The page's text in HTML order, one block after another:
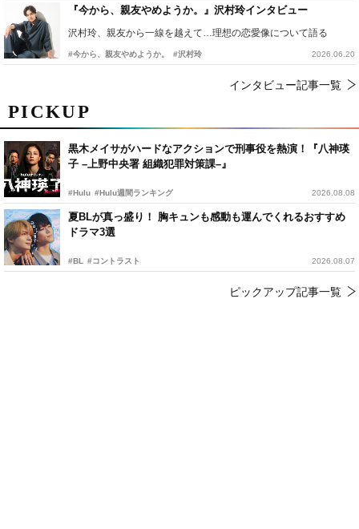
PICKUP
黒木メイサがハードなアクションで刑事役を熱演！『八神瑛
子 –上野中央署 組織犯罪対策課–』
#Hulu #Hulu週間ランキング 2026.08.08
夏BLが真っ盛り！ 胸キュンも感動も運んでくれるおすすめ
ドラマ3選
#BL #コントラスト 2026.08.07
ピックアップ記事一覧
『今から、親友やめようか。』沢村玲インタビュー
沢村玲、親友から一線を越えて…理想の恋愛像について語る
#今から、親友やめようか。 #沢村玲 2026.06.20
インタビュー記事一覧